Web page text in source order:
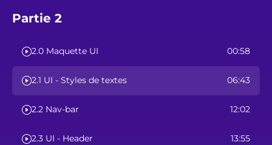
Partie 2
2.0 Maquette UI 00:58
2.1 UI - Styles de textes 06:43
2.2 Nav-bar 12:02
2.3 UI - Header 13:55